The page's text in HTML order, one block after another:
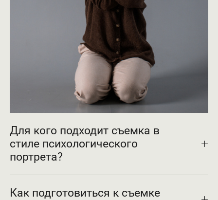
Для кого подходит съемка в
стиле психологического
портрета?
Как подготовиться к съемке